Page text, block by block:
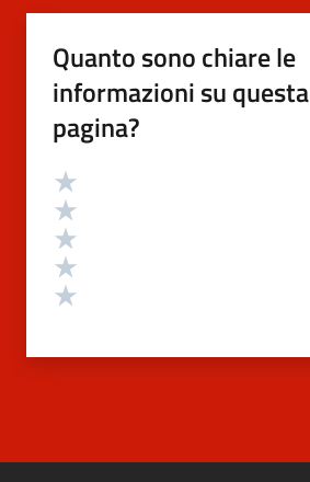
Quanto sono chiare le
informazioni su questa
pagina?
Valutazione